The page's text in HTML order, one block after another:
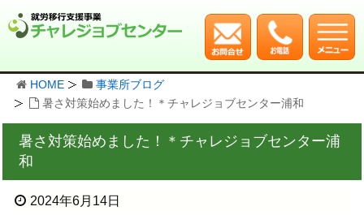
HOME
事業所ブログ
暑さ対策始めました！＊チャレジョブセンター浦和
暑さ対策始めました！＊チャレジョブセンター浦
和
2024年6月14日